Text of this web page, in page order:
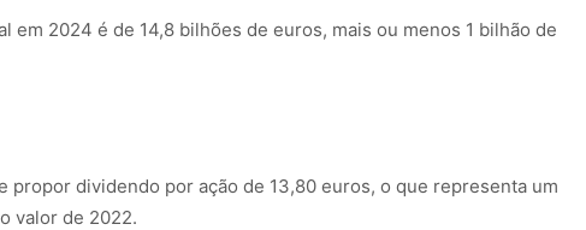
em 2024 é de 14,8 bilhões de euros, mais ou menos 1 bilhão de
propor dividendo por ação de 13,80 euros, o que representa um
valor de 2022.